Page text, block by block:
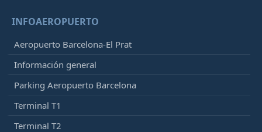
INFOAEROPUERTO
Aeropuerto Barcelona-El Prat
Información general
Parking Aeropuerto Barcelona
Terminal T1
Terminal T2